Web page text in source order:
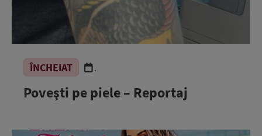
ÎNCHEIAT .
Poveşti pe piele – Reportaj